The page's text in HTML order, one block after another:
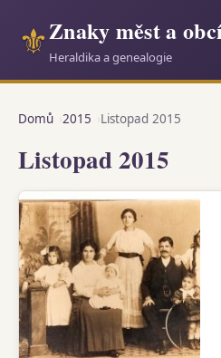
⚜Znaky měst a
Heraldika a genealogie
Domů 2015 Listopad 2015
Listopad 2015